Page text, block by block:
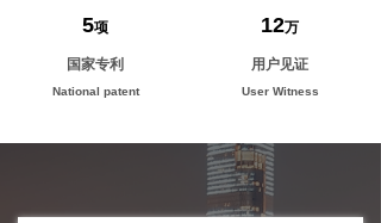
国家专利
National patent
用户见证
User Witness
5项 12万